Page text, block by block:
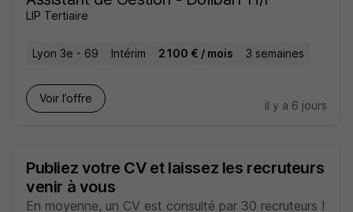
LIP Tertiaire
Lyon 3e - 69 Intérim 2 100 € / mois 3 semaines
Voir l’offre
il y a 6 jours
Publiez votre CV et laissez les recruteurs
venir à vous
En moyenne, un CV est consulté par 30 recruteurs !